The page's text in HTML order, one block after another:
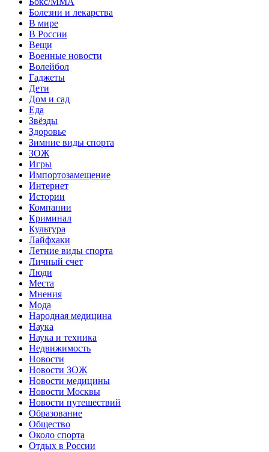
Болезни и лекарства
В мире
В России
Вещи
Военные новости
Волейбол
Гаджеты
Дети
Дом и сад
Еда
Звёзды
Здоровье
Зимние виды спорта
ЗОЖ
Игры
Импортозамещение
Интернет
Истории
Компании
Криминал
Культура
Лайфхаки
Летние виды спорта
Личный счет
Люди
Места
Мнения
Мода
Народная медицина
Наука
Наука и техника
Недвижимость
Новости
Новости ЗОЖ
Новости медицины
Новости Москвы
Новости путешествий
Образование
Общество
Около спорта
Отдых в России